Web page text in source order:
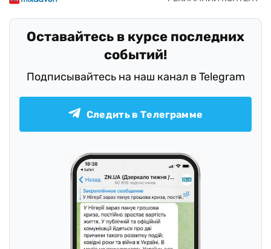
Оставайтесь в курсе последних
событий!
Подписывайтесь на наш канал в Telegram
Следить в Телеграмме